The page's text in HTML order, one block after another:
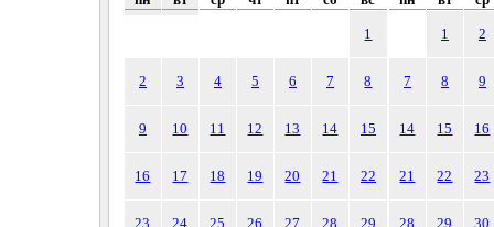
1
2 3 4 5 6 7 8
9 10 11 12 13 14 15
16 17 18 19 20 21 22
23 24 25 26 27 28 29
1 2
7 8 9
14 15 16
21 22 23
28 29 30